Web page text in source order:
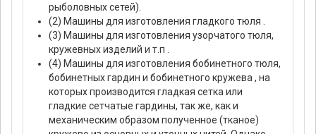
рыболовных сетей).
(2) Машины для изготовления гладкого тюля .
(3) Машины для изготовления узорчатого тюля,
кружевных изделий и т.п .
(4) Машины для изготовления бобинетного тюля,
бобинетных гардин и бобинетного кружева , на
которых производится гладкая сетка или
гладкие сетчатые гардины, так же, как и
механическим образом полученное (тканое)